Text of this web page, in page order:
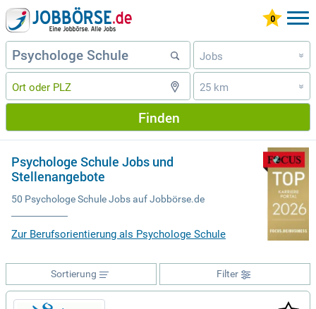
Jobs »
25 km »
Finden
Psychologe Schule Jobs und
Stellenangebote
50 Psychologe Schule Jobs auf Jobbörse.de
Zur Berufsorientierung als Psychologe Schule
Filter
Sortierung